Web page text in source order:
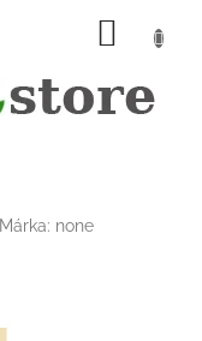
KOSÁR
Márka: none